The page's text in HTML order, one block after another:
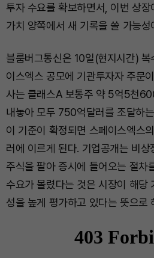
투자 수요를 확보하면서, 이번 상
가치 양쪽에서 새 기록을 쓸 가능성
블룸버그통신은 10일(현지시간)
이스엑스 공모에 기관투자자 주문
사는 클래스A 보통주 약 5억5천
내놓아 모두 750억달러를 조달하
이 기준이 확정되면 스페이스엑스
러에 이르게 된다. 기업공개는 비
주식을 팔아 증시에 들어오는 절차
수요가 몰렸다는 것은 시장이 해당
성을 높게 평가하고 있다는 뜻으로